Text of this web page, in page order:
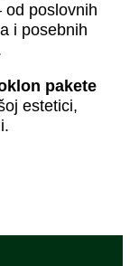
od poslovnih
i posebnih
pakete
estetici,